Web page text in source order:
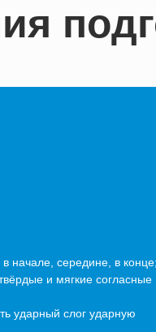
начале, середине, в конце;
и мягкие согласные
ударный слог ударную